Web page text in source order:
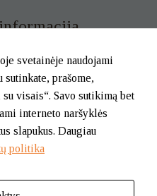
699 73 229
21 02 83
6B, Klaipėda
iki 17.00.
svetainėje naudojami
prašome,
visais“. Savo sutikimą bet
interneto naršyklės
slapukus. Daugiau
politika